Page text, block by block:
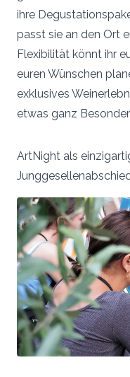
ihre
passt sie an den Ort
Flexibilität könnt ihr
euren Wünschen
exklusives
etwas ganz
ArtNight als